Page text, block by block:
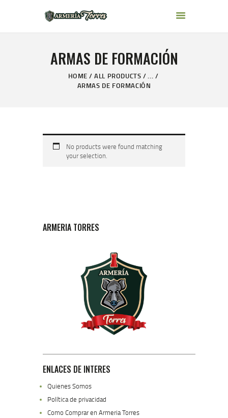
ARMAS DE FORMACIÓN
HOME ALL PRODUCTS
...
ARMAS DE FORMACIÓN
ARMERÍA TORRES
INICIO
ARMAS
ACCESORIOS
BLOG
CONTACTO
No products were found matching
your selection.
ARMERIA TORRES
ENLACES DE INTERES
Quienes Somos
Política de privacidad
Como Comprar en Armeria Torres